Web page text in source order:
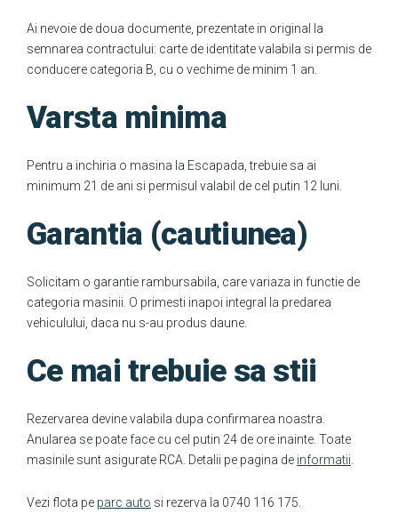
Ai nevoie de doua documente, prezentate in original la
semnarea contractului: carte de identitate valabila si permis de
conducere categoria B, cu o vechime de minim 1 an.
Varsta minima
Pentru a inchiria o masina la Escapada, trebuie sa ai
minimum 21 de ani si permisul valabil de cel putin 12 luni.
Garantia (cautiunea)
Solicitam o garantie rambursabila, care variaza in functie de
categoria masinii. O primesti inapoi integral la predarea
vehiculului, daca nu s-au produs daune.
Ce mai trebuie sa stii
Rezervarea devine valabila dupa confirmarea noastra.
Anularea se poate face cu cel putin 24 de ore inainte. Toate
masinile sunt asigurate RCA. Detalii pe pagina de informatii
Vezi flota pe parc auto si rezerva la 0740 116 175.